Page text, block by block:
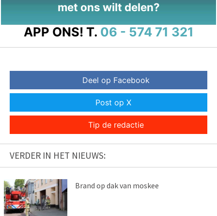
met ons wilt delen?
APP ONS! T. 06 - 574 71 321
Deel op Facebook
Post op X
Tip de redactie
VERDER IN HET NIEUWS:
Brand op dak van moskee